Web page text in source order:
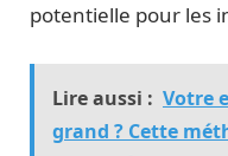
potentielle pour les
Lire aussi : Votre
grand ? Cette